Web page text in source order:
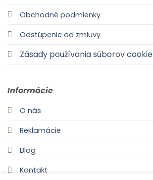
Obchodné podmienky
Odstúpenie od zmluvy
Zásady používania súborov cookie
Informácie
O nás
Reklamácie
Blog
Kontakt